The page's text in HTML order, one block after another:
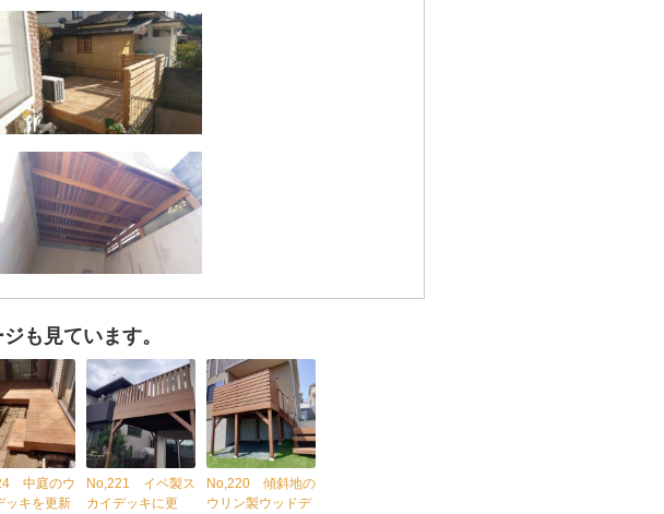
も見ています。
中庭のウ
ッキを更新
No,221 イペ製ス
カイデッキに更
No,220 傾斜地の
ウリン製ウッドデ